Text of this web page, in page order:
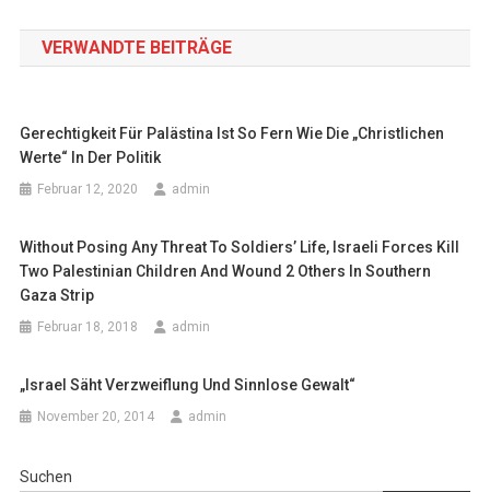
VERWANDTE BEITRÄGE
Gerechtigkeit Für Palästina Ist So Fern Wie Die „christlichen
Werte“ In Der Politik
Februar 12, 2020 admin
Without Posing Any Threat To Soldiers’ Life, Israeli Forces Kill
Two Palestinian Children And Wound 2 Others In Southern
Gaza Strip
Februar 18, 2018 admin
„Israel Säht Verzweiflung Und Sinnlose Gewalt“
November 20, 2014 admin
Suchen